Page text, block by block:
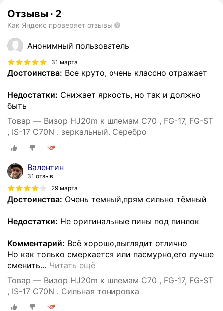
Отзывы · 2
Как Яндекс проверяет отзывы
Анонимный пользователь
31 марта
Достоинства: Все круто, очень классно отражает
Недостатки: Снижает яркость, но так и должно
быть
Товар — Визор HJ20m к шлемам C70 , FG-17, FG-ST
, IS-17 С70N . зеркальный. Серебро
Валентин
31 отзыв
29 марта
Достоинства: Очень темный,прям сильно тёмный
Недостатки: Не оригинальные пины под пинлок
Комментарий: Всё хорошо,выглядит отлично
Но как только смеркается или пасмурно,его лучше
сменить… Читать ещё
Товар — Визор HJ20m к шлемам C70 , FG-17, FG-ST
, IS-17 С70N . Сильная тонировка